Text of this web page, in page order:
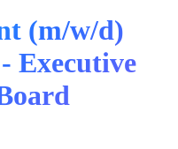
(m/w/d)
Executive